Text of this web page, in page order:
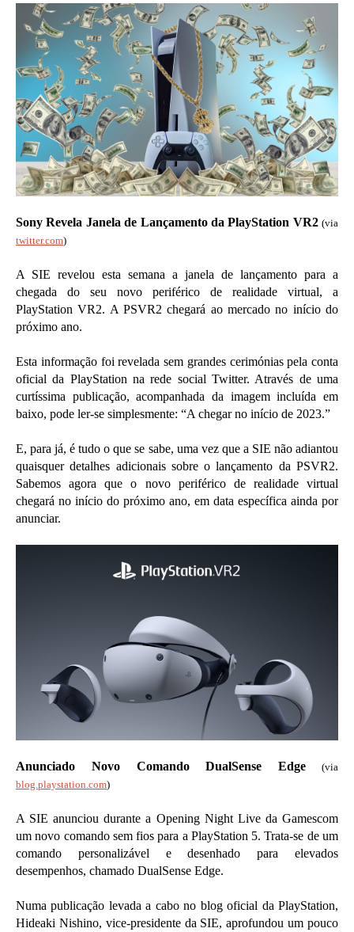
Sony Revela Janela de Lançamento da PlayStation VR2 (via
twitter.com)
A SIE revelou esta semana a janela de lançamento para a
chegada do seu novo periférico de realidade virtual, a
PlayStation VR2. A PSVR2 chegará ao mercado no início do
próximo ano.
Esta informação foi revelada sem grandes cerimónias pela conta
oficial da PlayStation na rede social Twitter. Através de uma
curtíssima publicação, acompanhada da imagem incluída em
baixo, pode ler-se simplesmente: “A chegar no início de 2023.”
E, para já, é tudo o que se sabe, uma vez que a SIE não adiantou
quaisquer detalhes adicionais sobre o lançamento da PSVR2.
Sabemos agora que o novo periférico de realidade virtual
chegará no início do próximo ano, em data específica ainda por
anunciar.
Anunciado Novo Comando DualSense Edge (via
blog.playstation.com)
A SIE anunciou durante a Opening Night Live da Gamescom
um novo comando sem fios para a PlayStation 5. Trata-se de um
comando personalizável e desenhado para elevados
desempenhos, chamado DualSense Edge.
Numa publicação levada a cabo no blog oficial da PlayStation,
Hideaki Nishino, vice-presidente da SIE, aprofundou um pouco